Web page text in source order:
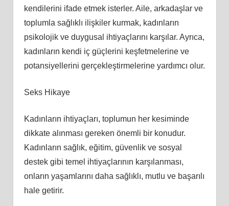
kendilerini ifade etmek isterler. Aile, arkadaşlar ve
toplumla sağlıklı ilişkiler kurmak, kadınların
psikolojik ve duygusal ihtiyaçlarını karşılar. Ayrıca,
kadınların kendi iç güçlerini keşfetmelerine ve
potansiyellerini gerçekleştirmelerine yardımcı olur.
Seks Hikaye
Kadınların ihtiyaçları, toplumun her kesiminde
dikkate alınması gereken önemli bir konudur.
Kadınların sağlık, eğitim, güvenlik ve sosyal
destek gibi temel ihtiyaçlarının karşılanması,
onların yaşamlarını daha sağlıklı, mutlu ve başarılı
hale getirir.